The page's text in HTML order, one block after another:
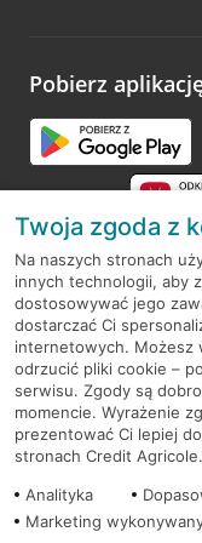
opinie.
Pobierz
RODO
Regulamin serwisu
Mapa serwisu
PolitykaCookies
Twoja zgoda z
Na naszych stronach
innych technologii, aby
dostosowywać jego
dostarczać Ci
internetowych. Możesz
odrzucić pliki cookie –
serwisu. Zgody są
momencie. Wyrażenie
prezentować Ci lepiej
stronach Credit Agricole.
Analityka
Marketing